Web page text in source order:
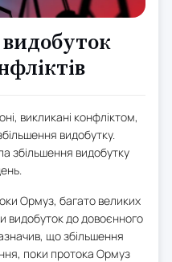
видобуток
викликані конфліктом,
видобутку.
збільшення видобутку
Ормуз, багато великих
видобуток до довоєнного
що збільшення
поки протока Ормуз